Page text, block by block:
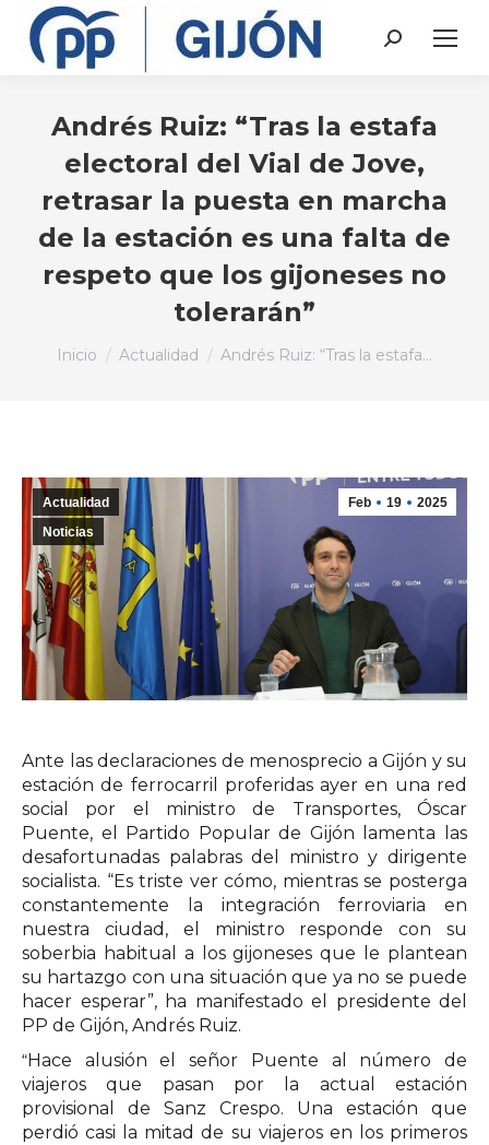
Buscar:
Andrés Ruiz: “Tras la estafa
electoral del Vial de Jove,
retrasar la puesta en marcha
de la estación es una falta de
respeto que los gijoneses no
tolerarán”
Estás aquí:
Inicio Actualidad Andrés Ruiz: “Tras la estafa…
Feb 19 2025
Actualidad
Noticias
Ante las declaraciones de menosprecio a Gijón y su
estación de ferrocarril proferidas ayer en una red
social por el ministro de Transportes, Óscar
Puente, el Partido Popular de Gijón lamenta las
desafortunadas palabras del ministro y dirigente
socialista. “Es triste ver cómo, mientras se posterga
constantemente la integración ferroviaria en
nuestra ciudad, el ministro responde con su
soberbia habitual a los gijoneses que le plantean
su hartazgo con una situación que ya no se puede
hacer esperar”, ha manifestado el presidente del
PP de Gijón, Andrés Ruiz.
“Hace alusión el señor Puente al número de
viajeros que pasan por la actual estación
provisional de Sanz Crespo. Una estación que
perdió casi la mitad de su viajeros en los primeros